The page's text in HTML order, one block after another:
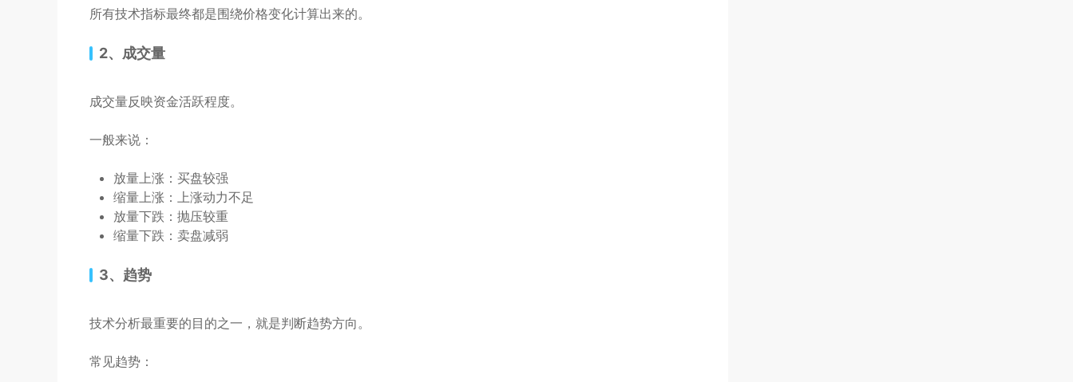
所有技术指标最终都是围绕价格变化计算出来的。
2、成交量
成交量反映资金活跃程度。
一般来说：
放量上涨：买盘较强
缩量上涨：上涨动力不足
放量下跌：抛压较重
缩量下跌：卖盘减弱
3、趋势
技术分析最重要的目的之一，就是判断趋势方向。
常见趋势：